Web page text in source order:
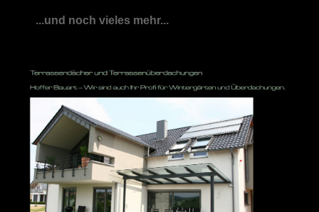
...und noch vieles mehr...